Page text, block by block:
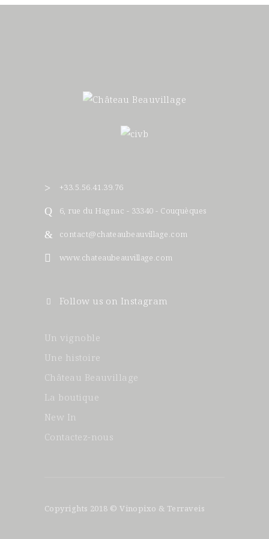
+33.5.56.41.39.76
6, rue du Hagnac - 33340 - Couquèques
contact@chateaubeauvillage.com
www.chateaubeauvillage.com
Follow us on Instagram
Un vignoble
Une histoire
Château Beauvillage
La boutique
New In
Contactez-nous
Copyrights 2018 © Vinopixo & Terraveis